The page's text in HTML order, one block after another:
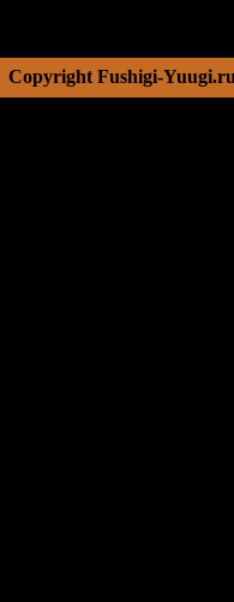
Copyright Fushigi-